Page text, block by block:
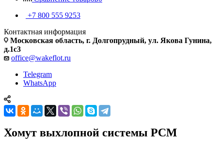
+7 800 555 9253
Контактная информация
Московская область, г. Долгопрудный, ул. Якова Гунина,
д.1с3
office@wakeflot.ru
Telegram
WhatsApp
Хомут выхлопной системы PCM